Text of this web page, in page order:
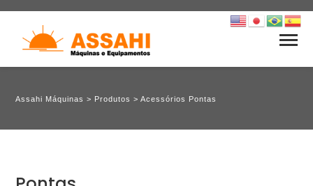
Assahi Máquinas > Produtos >Acessórios Pontas